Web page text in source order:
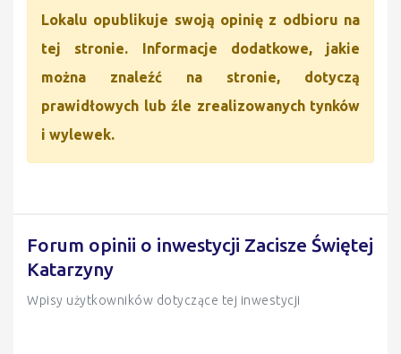
Lokalu opublikuje swoją opinię z odbioru na
tej stronie. Informacje dodatkowe, jakie
można znaleźć na stronie, dotyczą
prawidłowych lub źle zrealizowanych tynków
i wylewek.
Forum opinii o inwestycji Zacisze Świętej
Katarzyny
Wpisy użytkowników dotyczące tej inwestycji